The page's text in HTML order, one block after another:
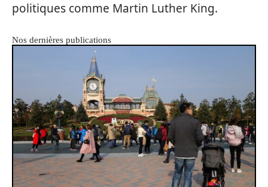
politiques comme Martin Luther King.
Nos dernières publications